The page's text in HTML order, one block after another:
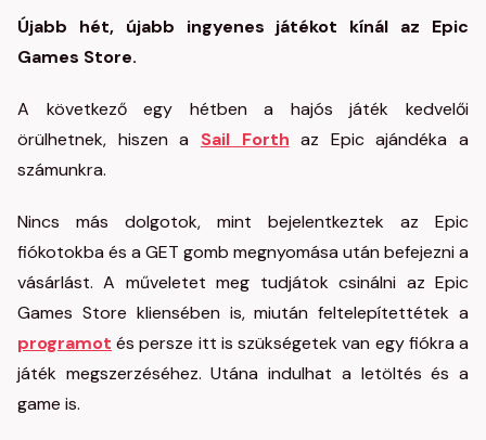
Újabb hét, újabb ingyenes játékot kínál az Epic
Games Store.
A következő egy hétben a hajós játék kedvelői
örülhetnek, hiszen a Sail Forth az Epic ajándéka a
számunkra.
Nincs más dolgotok, mint bejelentkeztek az Epic
fiókotokba és a GET gomb megnyomása után befejezni a
vásárlást. A műveletet meg tudjátok csinálni az Epic
Games Store kliensében is, miután feltelepítettétek a
programot és persze itt is szükségetek van egy fiókra a
játék megszerzéséhez. Utána indulhat a letöltés és a
game is.